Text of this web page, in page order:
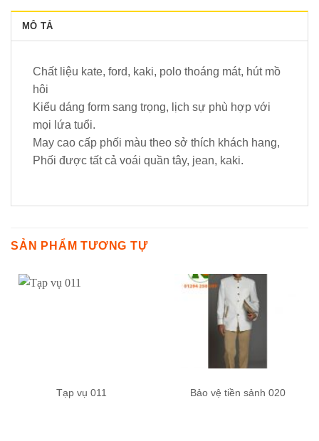
MÔ TẢ
Chất liệu kate, ford, kaki, polo thoáng mát, hút mồ
hôi
Kiểu dáng form sang trọng, lịch sự phù hợp với
mọi lứa tuổi.
May cao cấp phối màu theo sở thích khách hang,
Phối được tất cả voái quần tây, jean, kaki.
SẢN PHẨM TƯƠNG TỰ
Tạp vụ 011 Bảo vệ tiền sảnh 020